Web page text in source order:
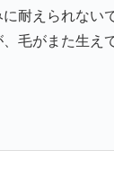
耐えられない
、毛がまた生え